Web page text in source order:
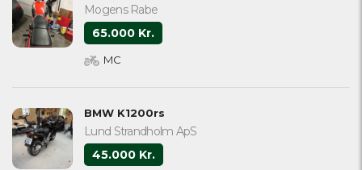
Mogens Rabe
65.000 Kr.
MC
BMW K1200rs
Lund Strandholm ApS
45.000 Kr.